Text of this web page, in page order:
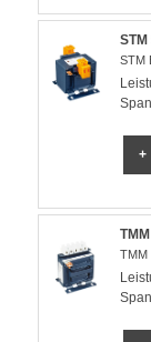
STM
TMM